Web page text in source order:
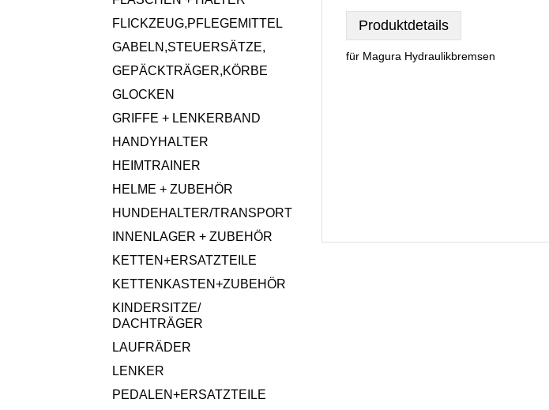
FLICKZEUG,PFLEGEMITTEL
GABELN,STEUERSÄTZE,
GEPÄCKTRÄGER,KÖRBE
GLOCKEN
GRIFFE + LENKERBAND
HANDYHALTER
HEIMTRAINER
HELME + ZUBEHÖR
HUNDEHALTER/TRANSPORT
INNENLAGER + ZUBEHÖR
KETTEN+ERSATZTEILE
KETTENKASTEN+ZUBEHÖR
KINDERSITZE/
DACHTRÄGER
LAUFRÄDER
LENKER
PEDALEN+ERSATZTEILE
Produktdetails
für Magura Hydraulikbremsen